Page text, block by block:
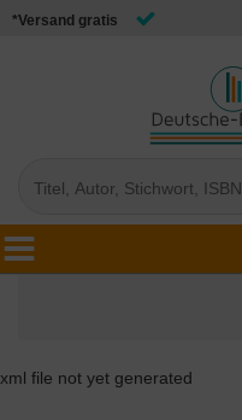
*Versand gratis
xml file not yet generated